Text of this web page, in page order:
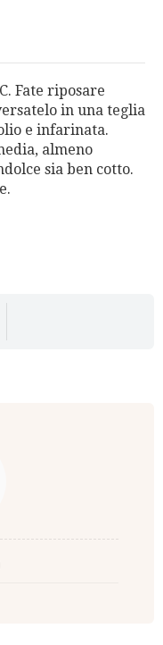
Fate riposare
in una teglia
e infarinata.
almeno
sia ben cotto.